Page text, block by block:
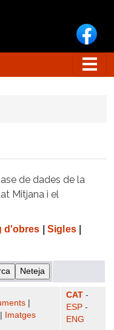
de dades de la
Mitjana i el
d'obres Sigles|
Imatges
CAT -
ESP -
ENG